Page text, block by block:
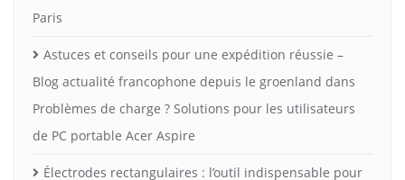
Paris
Astuces et conseils pour une expédition réussie –
Blog actualité francophone depuis le groenland dans
Problèmes de charge ? Solutions pour les utilisateurs
de PC portable Acer Aspire
Électrodes rectangulaires : l’outil indispensable pour